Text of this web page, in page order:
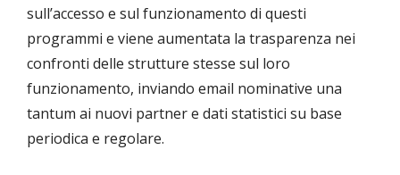
sull’accesso e sul funzionamento di questi
programmi e viene aumentata la trasparenza nei
confronti delle strutture stesse sul loro
funzionamento, inviando email nominative una
tantum ai nuovi partner e dati statistici su base
periodica e regolare.